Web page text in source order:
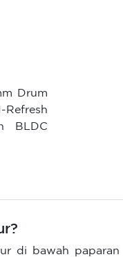
Drum
BLDC
di bawah